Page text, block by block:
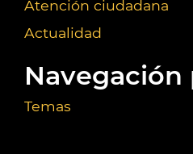
Atención ciudadana
Actualidad
Navegación
Temas